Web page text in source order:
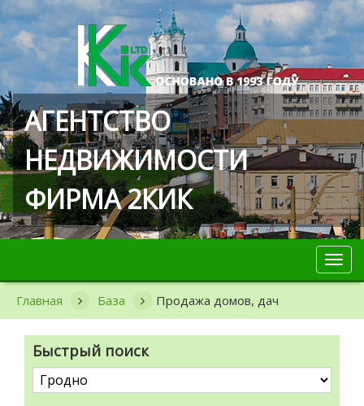
АГЕНТСТВО
НЕДВИЖИМОСТИ
ФИРМА 2КИК
Главная База Продажа домов, дач
Быстрый поиск